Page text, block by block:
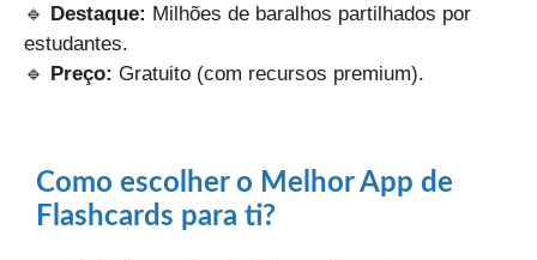
🔹 Destaque: Milhões de baralhos partilhados por
estudantes.
🔹 Preço: Gratuito (com recursos premium).
Como escolher o Melhor App de
Flashcards para ti?